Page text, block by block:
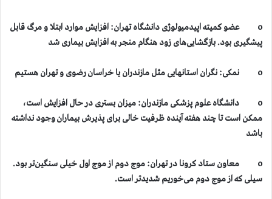
o عضو کمیته اپیدمیولوژی دانشگاه تهران: افزایش موارد ابتلا و مرگ قابل
پیشگیری بود. بازگشایی‌های زود هنگام منجر به افزایش بیماری شد
o نمکی: نگران استانهایی مثل مازندران یا خراسان رضوی و تهران هستیم
o دانشگاه علوم پزشکی مازندران: میزان بستری در حال افزایش است،
ممکن است تا چند هفته آینده ظرفیت خالی برای پذیرش بیماران وجود نداشته
باشد
o معاون ستاد کرونا در تهران: موج دوم از موج اول خیلی سنگین‌تر بود.
سیلی که از موج دوم می‌خوریم شدیدتر است.